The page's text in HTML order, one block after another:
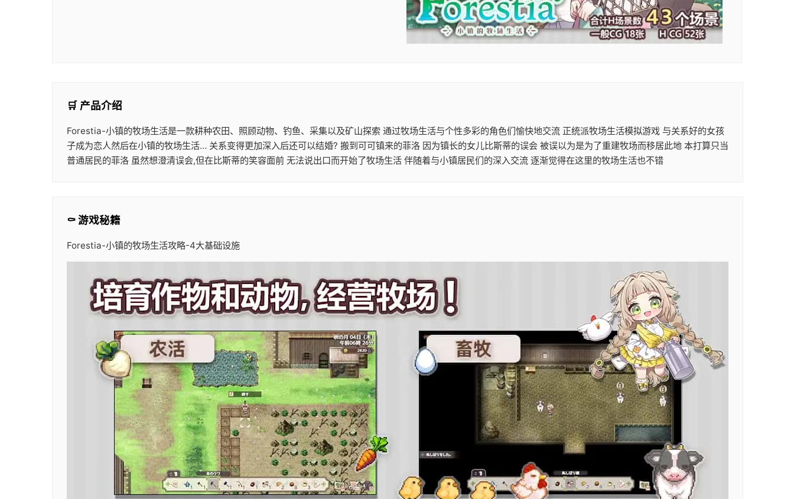
🛒 产品介绍
Forestia-小镇的牧场生活是一款耕种农田、照顾动物、钓鱼、采集以及矿山探索 通过牧场生活与个性多彩的角色们愉快地交流 正统派牧场生活模拟游戏 与关系好的女孩
子成为恋人然后在小镇的牧场生活… 关系变得更加深入后还可以结婚? 搬到可可镇来的菲洛 因为镇长的女儿比斯蒂的误会 被误以为是为了重建牧场而移居此地 本打算只当
普通居民的菲洛 虽然想澄清误会,但在比斯蒂的笑容面前 无法说出口而开始了牧场生活 伴随着与小镇居民们的深入交流 逐渐觉得在这里的牧场生活也不错
⚰️ 游戏秘籍
Forestia-小镇的牧场生活攻略-4大基础设施